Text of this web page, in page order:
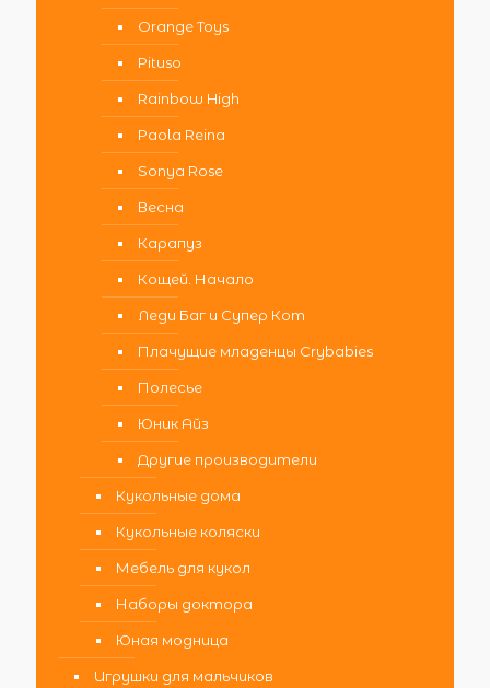
Orange Toys
Pituso
Rainbow High
Paola Reina
Sonya Rose
Весна
Карапуз
Кощей. Начало
Леди Баг и Супер Кот
Плачущие младенцы Crybabies
Полесье
Юник Айз
Другие производители
Кукольные дома
Кукольные коляски
Мебель для кукол
Наборы доктора
Юная модница
Игрушки для мальчиков